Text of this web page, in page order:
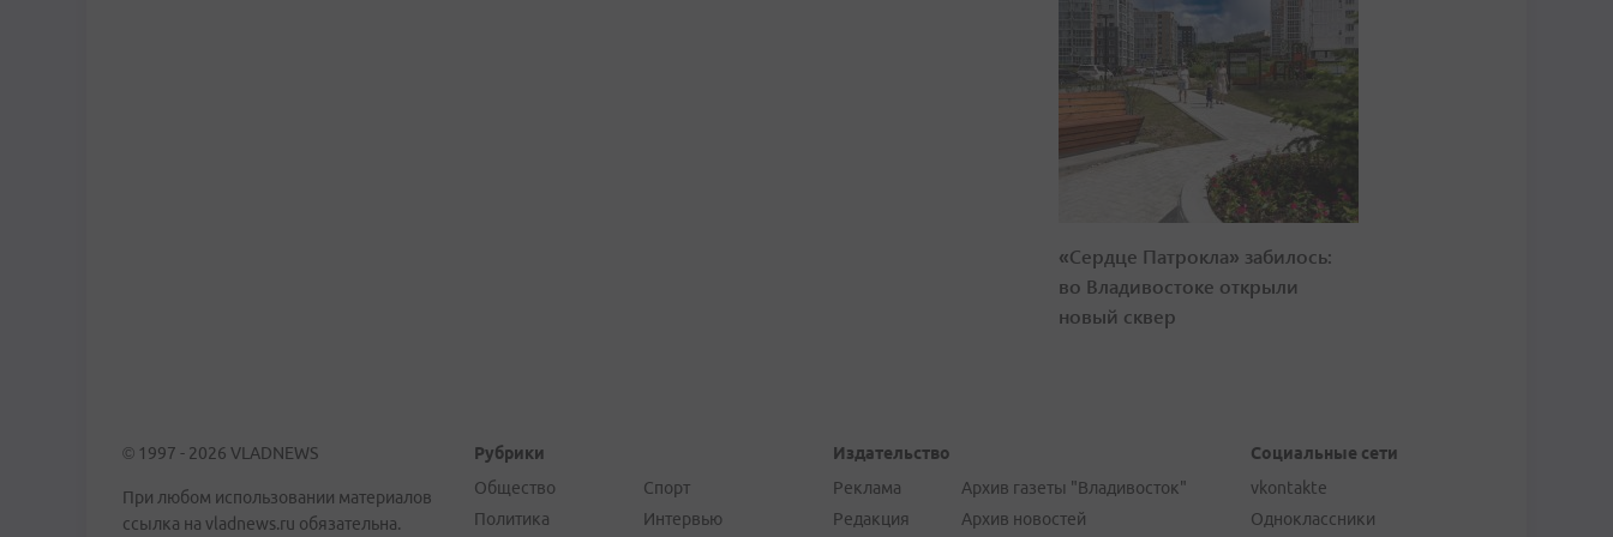
«Сердце Патрокла» забилось:
во Владивостоке открыли
новый сквер
© 1997 - 2026 VLADNEWS
При любом использовании материалов
ссылка на vladnews.ru обязательна.
Рубрики
Общество
Политика
Спорт
Интервью
Издательство
Реклама
Редакция
Архив газеты "Владивосток"
Архив новостей
Социальные сети
vkontakte
Одноклассники